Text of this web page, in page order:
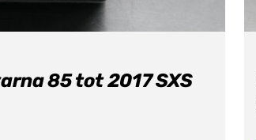
85 tot 2017 SXS